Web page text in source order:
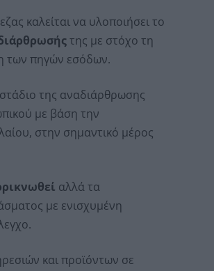
καλείται να υλοποιήσει το
της με στόχο τη
των πηγών εσόδων.
της αναδιάρθρωσης
με βάση την
στην σημαντικό μέρος
αλλά τα
με ενισχυμένη
και προϊόντων σε